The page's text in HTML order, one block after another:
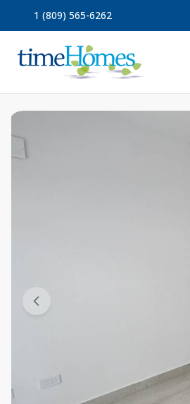
1 (809) 565-6262